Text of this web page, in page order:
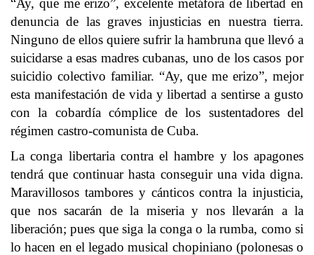
“Ay, que me erizo”, excelente metáfora de libertad en
denuncia de las graves injusticias en nuestra tierra.
Ninguno de ellos quiere sufrir la hambruna que llevó a
suicidarse a esas madres cubanas, uno de los casos por
suicidio colectivo familiar. “Ay, que me erizo”, mejor
esta manifestación de vida y libertad a sentirse a gusto
con la cobardía cómplice de los sustentadores del
régimen castro-comunista de Cuba.
La conga libertaria contra el hambre y los apagones
tendrá que continuar hasta conseguir una vida digna.
Maravillosos tambores y cánticos contra la injusticia,
que nos sacarán de la miseria y nos llevarán a la
liberación; pues que siga la conga o la rumba, como si
lo hacen en el legado musical chopiniano (polonesas o